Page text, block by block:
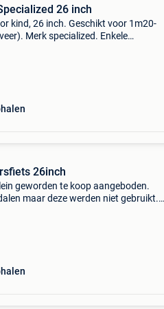
26 inch
kind, 26 inch. Geschikt voor 1m20-
Merk specialized. Enkele
26inch
geworden te koop aangeboden.
maar deze werden niet gebruikt.